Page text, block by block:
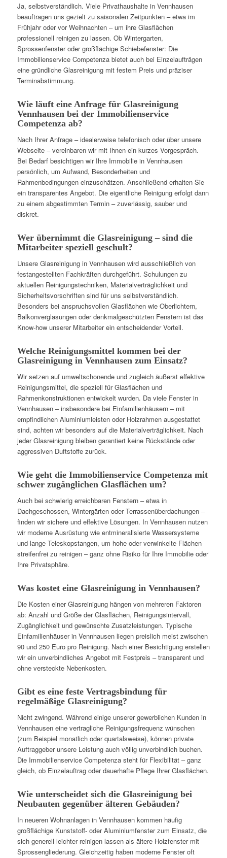
Ja, selbstverständlich. Viele Privathaushalte in Vennhausen
beauftragen uns gezielt zu saisonalen Zeitpunkten – etwa im
Frühjahr oder vor Weihnachten – um ihre Glasflächen
professionell reinigen zu lassen. Ob Wintergarten,
Sprossenfenster oder großflächige Schiebefenster: Die
Immobilienservice Competenza bietet auch bei Einzelaufträgen
eine gründliche Glasreinigung mit festem Preis und präziser
Terminabstimmung.
Wie läuft eine Anfrage für Glasreinigung
Vennhausen bei der Immobilienservice
Competenza ab?
Nach Ihrer Anfrage – idealerweise telefonisch oder über unsere
Webseite – vereinbaren wir mit Ihnen ein kurzes Vorgespräch.
Bei Bedarf besichtigen wir Ihre Immobilie in Vennhausen
persönlich, um Aufwand, Besonderheiten und
Rahmenbedingungen einzuschätzen. Anschließend erhalten Sie
ein transparentes Angebot. Die eigentliche Reinigung erfolgt dann
zu einem abgestimmten Termin – zuverlässig, sauber und
diskret.
Wer übernimmt die Glasreinigung – sind die
Mitarbeiter speziell geschult?
Unsere Glasreinigung in Vennhausen wird ausschließlich von
festangestellten Fachkräften durchgeführt. Schulungen zu
aktuellen Reinigungstechniken, Materialverträglichkeit und
Sicherheitsvorschriften sind für uns selbstverständlich.
Besonders bei anspruchsvollen Glasflächen wie Oberlichtern,
Balkonverglasungen oder denkmalgeschützten Fenstern ist das
Know-how unserer Mitarbeiter ein entscheidender Vorteil.
Welche Reinigungsmittel kommen bei der
Glasreinigung in Vennhausen zum Einsatz?
Wir setzen auf umweltschonende und zugleich äußerst effektive
Reinigungsmittel, die speziell für Glasflächen und
Rahmenkonstruktionen entwickelt wurden. Da viele Fenster in
Vennhausen – insbesondere bei Einfamilienhäusern – mit
empfindlichen Aluminiumleisten oder Holzrahmen ausgestattet
sind, achten wir besonders auf die Materialverträglichkeit. Nach
jeder Glasreinigung bleiben garantiert keine Rückstände oder
aggressiven Duftstoffe zurück.
Wie geht die Immobilienservice Competenza mit
schwer zugänglichen Glasflächen um?
Auch bei schwierig erreichbaren Fenstern – etwa in
Dachgeschossen, Wintergärten oder Terrassenüberdachungen –
finden wir sichere und effektive Lösungen. In Vennhausen nutzen
wir moderne Ausrüstung wie entmineralisierte Wassersysteme
und lange Teleskopstangen, um hohe oder verwinkelte Flächen
streifenfrei zu reinigen – ganz ohne Risiko für Ihre Immobilie oder
Ihre Privatsphäre.
Was kostet eine Glasreinigung in Vennhausen?
Die Kosten einer Glasreinigung hängen von mehreren Faktoren
ab: Anzahl und Größe der Glasflächen, Reinigungsintervall,
Zugänglichkeit und gewünschte Zusatzleistungen. Typische
Einfamilienhäuser in Vennhausen liegen preislich meist zwischen
90 und 250 Euro pro Reinigung. Nach einer Besichtigung erstellen
wir ein unverbindliches Angebot mit Festpreis – transparent und
ohne versteckte Nebenkosten.
Gibt es eine feste Vertragsbindung für
regelmäßige Glasreinigung?
Nicht zwingend. Während einige unserer gewerblichen Kunden in
Vennhausen eine vertragliche Reinigungsfrequenz wünschen
(zum Beispiel monatlich oder quartalsweise), können private
Auftraggeber unsere Leistung auch völlig unverbindlich buchen.
Die Immobilienservice Competenza steht für Flexibilität – ganz
gleich, ob Einzelauftrag oder dauerhafte Pflege Ihrer Glasflächen.
Wie unterscheidet sich die Glasreinigung bei
Neubauten gegenüber älteren Gebäuden?
In neueren Wohnanlagen in Vennhausen kommen häufig
großflächige Kunststoff- oder Aluminiumfenster zum Einsatz, die
sich generell leichter reinigen lassen als ältere Holzfenster mit
Sprossengliederung. Gleichzeitig haben moderne Fenster oft